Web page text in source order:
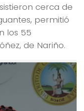
cerca de
permitió
los 55
de Nariño.